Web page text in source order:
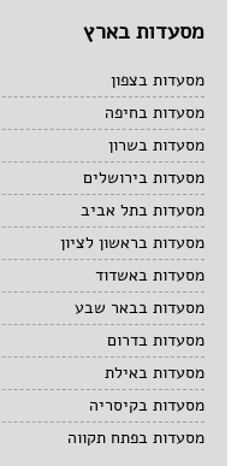
מסעדות בארץ
מסעדות בצפון
מסעדות בחיפה
מסעדות בשרון
מסעדות בירושלים
מסעדות בתל אביב
מסעדות בראשון לציון
מסעדות באשדוד
מסעדות בבאר שבע
מסעדות בדרום
מסעדות באילת
מסעדות בקיסריה
מסעדות בפתח תקווה